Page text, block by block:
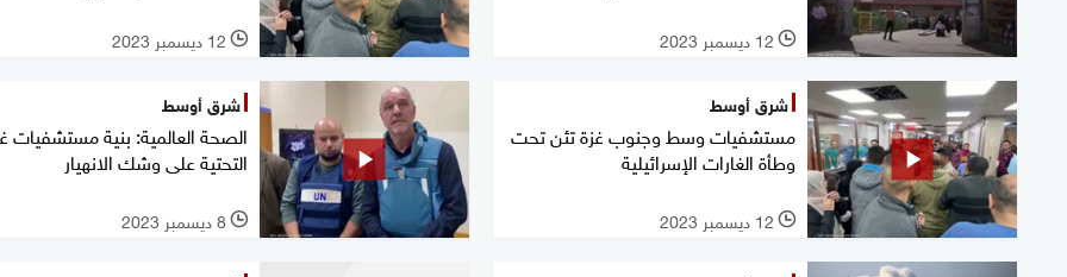
l 12 ديسمبر 2023 l 12 ديسمبر 2023
شرق أوسط
مستشفيات وسط وجنوب غزة تئن تحت
وطأة الغارات الإسرائيلية
l 12 ديسمبر 2023
شرق أوسط
الصحة العالمية: بنية مستشفيات
التحتية على وشك الانهيار
l 8 ديسمبر 2023